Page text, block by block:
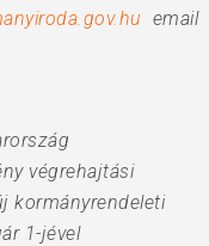
email
végrehajtási
kormányrendeleti
1-jével